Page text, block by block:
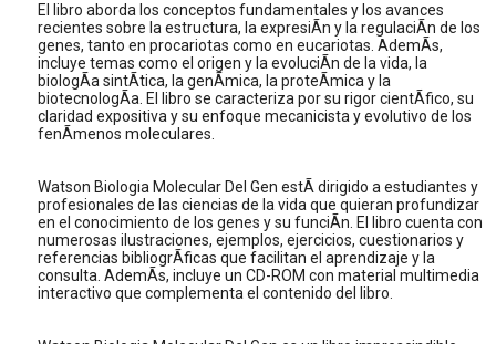
El libro aborda los conceptos fundamentales y los avances
recientes sobre la estructura, la expresiÃn y la regulaciÃn de los
genes, tanto en procariotas como en eucariotas. AdemÃs,
incluye temas como el origen y la evoluciÃn de la vida, la
biologÃa sintÃtica, la genÃmica, la proteÃmica y la
biotecnologÃa. El libro se caracteriza por su rigor cientÃfico, su
claridad expositiva y su enfoque mecanicista y evolutivo de los
fenÃmenos moleculares.
Watson Biologia Molecular Del Gen estÃ dirigido a estudiantes y
profesionales de las ciencias de la vida que quieran profundizar
en el conocimiento de los genes y su funciÃn. El libro cuenta con
numerosas ilustraciones, ejemplos, ejercicios, cuestionarios y
referencias bibliogrÃficas que facilitan el aprendizaje y la
consulta. AdemÃs, incluye un CD-ROM con material multimedia
interactivo que complementa el contenido del libro.